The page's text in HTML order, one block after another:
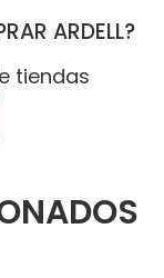
ARDELL?
tiendas